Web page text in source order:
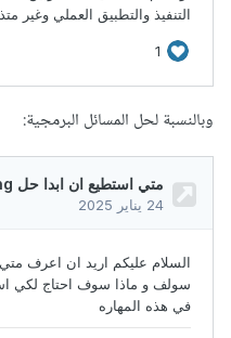
وبالنسبة لحل المسائل البرمجية: